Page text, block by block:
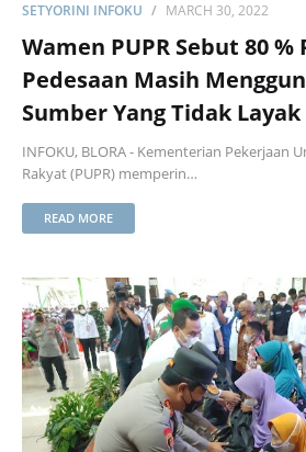
SETYORINI INFOKU MARCH 30, 2022
Wamen PUPR Sebut 80
Pedesaan Masih
Sumber Yang Tidak Layak
INFOKU, BLORA - Kementerian Pekerjaan
Rakyat (PUPR) memperin…
READ MORE